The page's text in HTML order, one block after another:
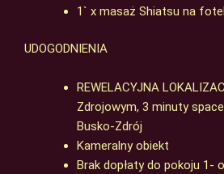
1` x masaż Shiatsu na
UDOGODNIENIA
REWELACYJNA
Zdrojowym, 3 minuty
Busko-Zdrój
Kameralny obiekt
Brak dopłaty do pokoju 1-